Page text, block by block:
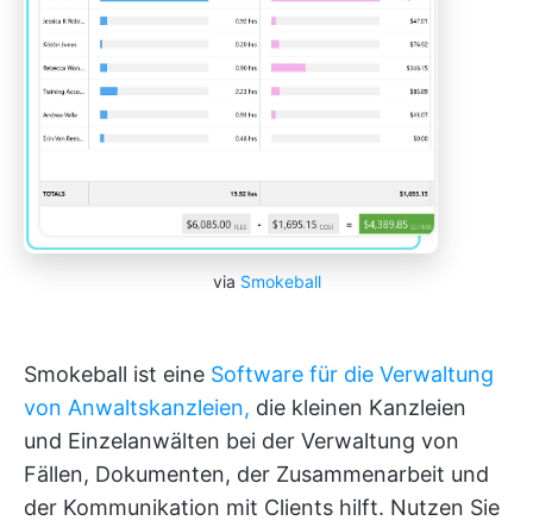
via Smokeball
Smokeball ist eine Software für die Verwaltung
von Anwaltskanzleien, die kleinen Kanzleien
und Einzelanwälten bei der Verwaltung von
Fällen, Dokumenten, der Zusammenarbeit und
der Kommunikation mit Clients hilft. Nutzen Sie